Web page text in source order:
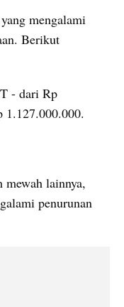
mengalami
Berikut
- dari Rp
1.127.000.000.
mewah lainnya,
penurunan